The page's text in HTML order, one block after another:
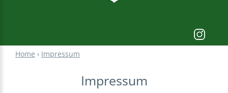
Home › Impressum
Impressum